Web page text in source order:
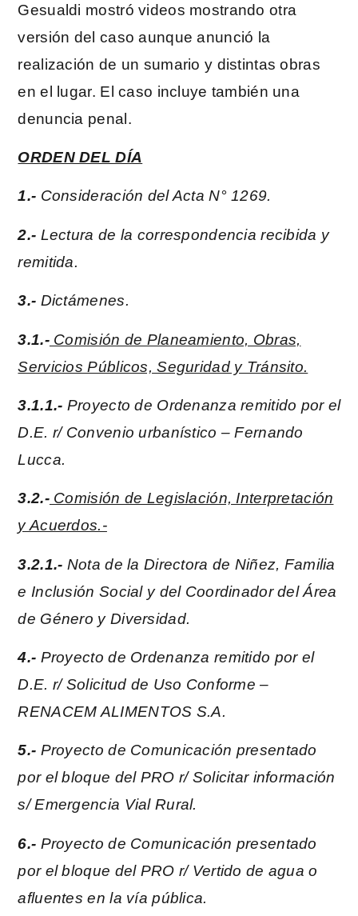
Gesualdi mostró videos mostrando otra
versión del caso aunque anunció la
realización de un sumario y distintas obras
en el lugar. El caso incluye también una
denuncia penal.
ORDEN DEL DÍA
1.- Consideración del Acta N° 1269.
2.- Lectura de la correspondencia recibida y
remitida.
3.- Dictámenes.
3.1.-Comisión de Planeamiento, Obras,
Servicios Públicos, Seguridad y Tránsito.
3.1.1.- Proyecto de Ordenanza remitido por el
D.E. r/ Convenio urbanístico – Fernando
Lucca.
3.2.-Comisión de Legislación, Interpretación
y Acuerdos.-
3.2.1.- Nota de la Directora de Niñez, Familia
e Inclusión Social y del Coordinador del Área
de Género y Diversidad.
4.- Proyecto de Ordenanza remitido por el
D.E. r/ Solicitud de Uso Conforme –
RENACEM ALIMENTOS S.A.
5.- Proyecto de Comunicación presentado
por el bloque del PRO r/ Solicitar información
s/ Emergencia Vial Rural.
6.- Proyecto de Comunicación presentado
por el bloque del PRO r/ Vertido de agua o
afluentes en la vía pública.